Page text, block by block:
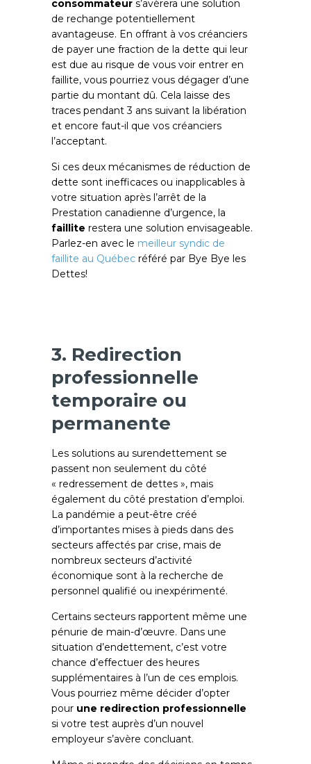
consommateur s’avèrera une solution
de rechange potentiellement
avantageuse. En offrant à vos créanciers
de payer une fraction de la dette qui leur
est due au risque de vous voir entrer en
faillite, vous pourriez vous dégager d’une
partie du montant dû. Cela laisse des
traces pendant 3 ans suivant la libération
et encore faut-il que vos créanciers
l’acceptant.
Si ces deux mécanismes de réduction de
dette sont inefficaces ou inapplicables à
votre situation après l’arrêt de la
Prestation canadienne d’urgence, la
faillite restera une solution envisageable.
Parlez-en avec le meilleur syndic de
faillite au Québec référé par Bye Bye les
Dettes!
3. Redirection
professionnelle
temporaire ou
permanente
Les solutions au surendettement se
passent non seulement du côté
« redressement de dettes », mais
également du côté prestation d’emploi.
La pandémie a peut-être créé
d’importantes mises à pieds dans des
secteurs affectés par crise, mais de
nombreux secteurs d’activité
économique sont à la recherche de
personnel qualifié ou inexpérimenté.
Certains secteurs rapportent même une
pénurie de main-d’œuvre. Dans une
situation d’endettement, c’est votre
chance d’effectuer des heures
supplémentaires à l’un de ces emplois.
Vous pourriez même décider d’opter
pour une redirection professionnelle
si votre test auprès d’un nouvel
employeur s’avère concluant.